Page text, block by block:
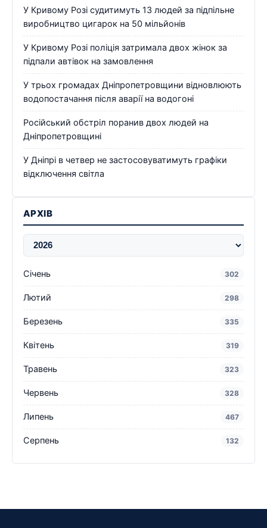
У Кривому Розі судитимуть 13 людей за підпільне
виробництво цигарок на 50 мільйонів
У Кривому Розі поліція затримала двох жінок за
підпали автівок на замовлення
У трьох громадах Дніпропетровщини відновлюють
водопостачання після аварії на водогоні
Російський обстріл поранив двох людей на
Дніпропетровщині
У Дніпрі в четвер не застосовуватимуть графіки
відключення світла
АРХІВ
Січень 302
Лютий 298
Березень 335
Квітень 319
Травень 323
Червень 328
Липень 467
Серпень 132